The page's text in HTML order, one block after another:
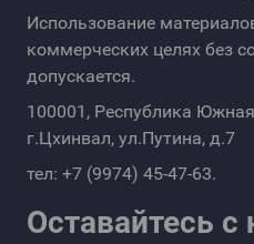
Использование
коммерческих целях без
допускается.
100001, Республика
г.Цхинвал, ул.Путина, д.7
тел: +7 (9974) 45-47-63.
Оставайтесь с